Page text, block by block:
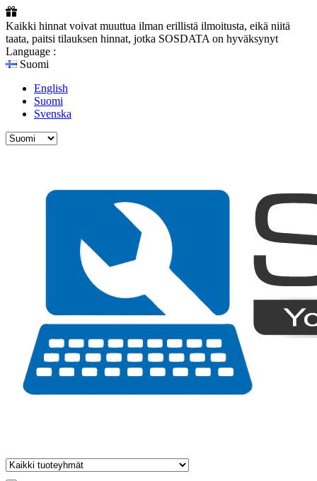
Kaikki hinnat voivat muuttua ilman erillistä ilmoitusta, eikä niitä
taata, paitsi tilauksen hinnat, jotka SOSDATA on hyväksynyt
Language :
Suomi
English
Suomi
Svenska